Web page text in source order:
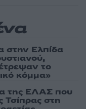
στην Ελπίδα
το
κόμμα»
της ΕΛΑΣ που
Τσίπρας στη